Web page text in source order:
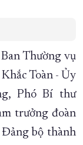
TỈNH KHÁNH HÒA
TRỰC THUỘC
Thường vụ
Toàn - Ủy
Phó Bí thư
trưởng đoàn
bộ thành